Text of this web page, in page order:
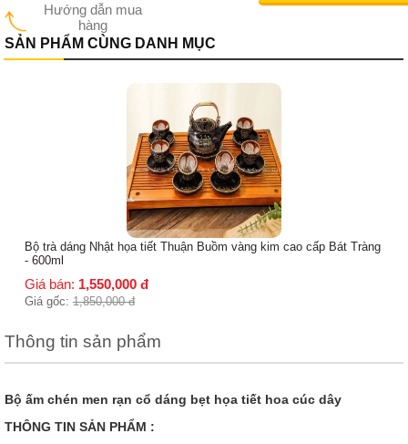
Hướng dẫn mua
hàng
SẢN PHẨM CÙNG DANH MỤC
Bộ ấm chén men rạn cổ dáng siêu quai đồng ( Ko kèm khay gỗ
800,000 đ
900,000 đ
Thông tin sản phẩm
Bộ ấm chén men rạn cổ dáng bẹt họa tiết hoa cúc dây
THÔNG TIN SẢN PHẨM :